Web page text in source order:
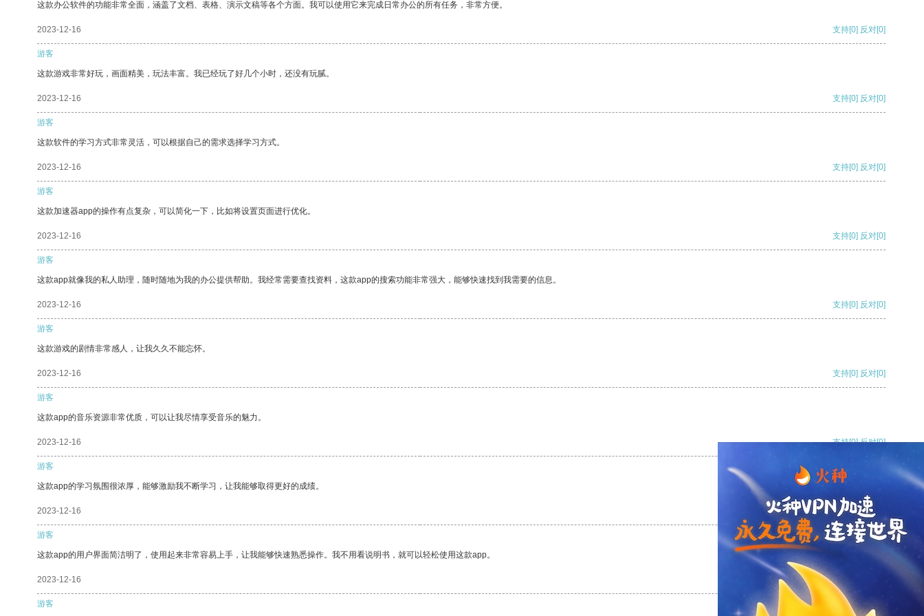
这款办公软件的功能非常全面，涵盖了文档、表格、演示文稿等各个方面。我可以使用它来完成日常办公的所有任务，非常方便。
2023-12-16 支持[0] 反对[0]
游客
这款游戏非常好玩，画面精美，玩法丰富。我已经玩了好几个小时，还没有玩腻。
2023-12-16 支持[0] 反对[0]
游客
这款软件的学习方式非常灵活，可以根据自己的需求选择学习方式。
2023-12-16 支持[0] 反对[0]
游客
这款加速器app的操作有点复杂，可以简化一下，比如将设置页面进行优化。
2023-12-16 支持[0] 反对[0]
游客
这款app就像我的私人助理，随时随地为我的办公提供帮助。我经常需要查找资料，这款app的搜索功能非常强大，能够快速找到我需要的信息。
2023-12-16 支持[0] 反对[0]
游客
这款游戏的剧情非常感人，让我久久不能忘怀。
2023-12-16 支持[0] 反对[0]
游客
这款app的音乐资源非常优质，可以让我尽情享受音乐的魅力。
2023-12-16 支持[0] 反对[0]
游客
这款app的学习氛围很浓厚，能够激励我不断学习，让我能够取得更好的成绩。
2023-12-16 支持[0] 反对
游客
这款app的用户界面简洁明了，使用起来非常容易上手，让我能够快速熟悉操作。我不用看说明书，就可以轻松使用这款app。
2023-12-16 支持
游客